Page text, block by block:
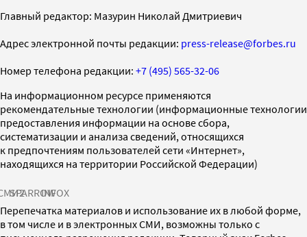
Главный редактор: Мазурин Николай Дмитриевич
Адрес электронной почты редакции: press-release@forbes.ru
Номер телефона редакции: +7 (495) 565-32-06
На информационном ресурсе применяются
рекомендательные технологии (информационные технологии
предоставления информации на основе сбора,
систематизации и анализа сведений, относящихся
к предпочтениям пользователей сети «Интернет»,
находящихся на территории Российской Федерации)
SPARROWINFOX
Перепечатка материалов и использование их в любой форме,
в том числе и в электронных СМИ, возможны только с